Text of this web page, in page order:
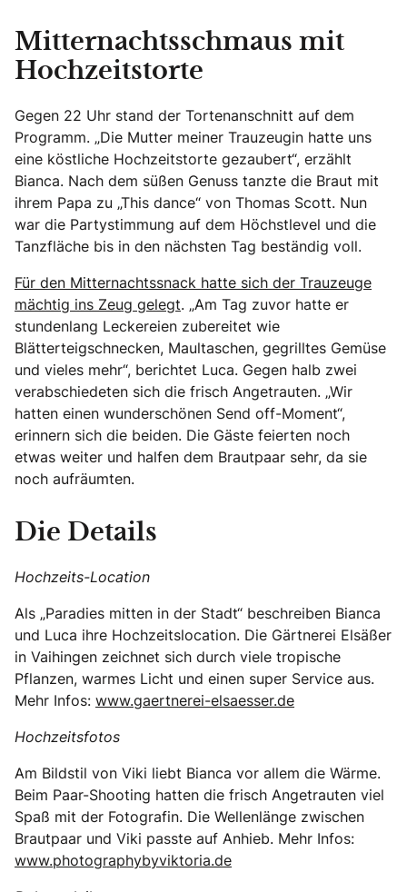
Mitternachtsschmaus mit
Hochzeitstorte
Gegen 22 Uhr stand der Tortenanschnitt auf dem
Programm. „Die Mutter meiner Trauzeugin hatte uns
eine köstliche Hochzeitstorte gezaubert“, erzählt
Bianca. Nach dem süßen Genuss tanzte die Braut mit
ihrem Papa zu „This dance“ von Thomas Scott. Nun
war die Partystimmung auf dem Höchstlevel und die
Tanzfläche bis in den nächsten Tag beständig voll.
Für den Mitternachtssnack hatte sich der Trauzeuge
mächtig ins Zeug gelegt. „Am Tag zuvor hatte er
stundenlang Leckereien zubereitet wie
Blätterteigschnecken, Maultaschen, gegrilltes Gemüse
und vieles mehr“, berichtet Luca. Gegen halb zwei
verabschiedeten sich die frisch Angetrauten. „Wir
hatten einen wunderschönen Send off-Moment“,
erinnern sich die beiden. Die Gäste feierten noch
etwas weiter und halfen dem Brautpaar sehr, da sie
noch aufräumten.
Die Details
Hochzeits-Location
Als „Paradies mitten in der Stadt“ beschreiben Bianca
und Luca ihre Hochzeitslocation. Die Gärtnerei Elsäßer
in Vaihingen zeichnet sich durch viele tropische
Pflanzen, warmes Licht und einen super Service aus.
Mehr Infos: www.gaertnerei-elsaesser.de
Hochzeitsfotos
Am Bildstil von Viki liebt Bianca vor allem die Wärme.
Beim Paar-Shooting hatten die frisch Angetrauten viel
Spaß mit der Fotografin. Die Wellenlänge zwischen
Brautpaar und Viki passte auf Anhieb. Mehr Infos:
www.photographybyviktoria.de